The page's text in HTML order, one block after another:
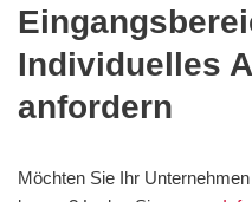
Individuelles
anfordern
Möchten Sie Ihr